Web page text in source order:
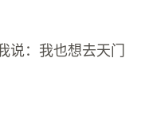
说：我也想去天门